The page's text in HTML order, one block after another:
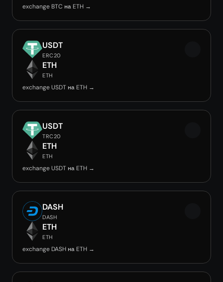
exchange BTC на ETH →
USDT
ERC20
ETH
ETH
exchange USDT на ETH →
USDT
TRC20
ETH
ETH
exchange USDT на ETH →
DASH
DASH
ETH
ETH
exchange DASH на ETH →